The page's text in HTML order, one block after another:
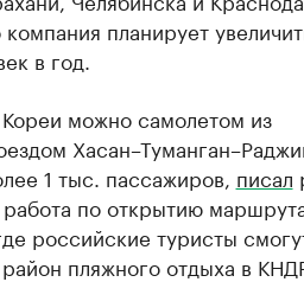
планирует
в год.
можно самолетом из
1 тыс. пассажиров, писал
по открытию
российские туристы
пляжного отдыха в